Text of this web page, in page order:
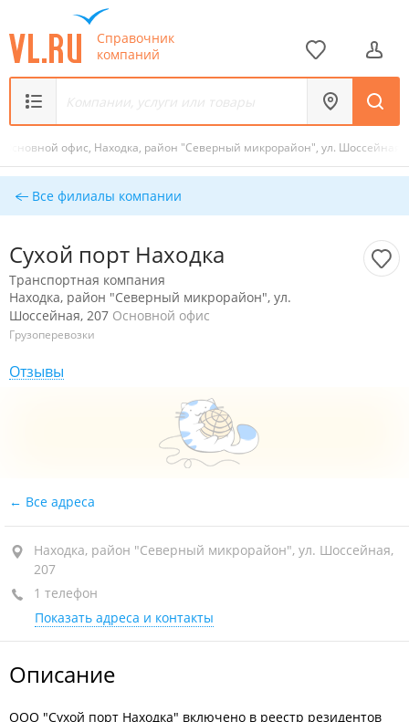
Справочник
компаний
Основной офис, Находка, район "Северный микрорайон", ул. Шоссейная,
Все филиалы компании
Сухой порт Находка
Транспортная компания
Находка, район "Северный микрорайон", ул.
Шоссейная, 207 Основной офис
Грузоперевозки
Отзывы
Все адреса
Находка, район "Северный микрорайон", ул. Шоссейная,
207
1 телефон
Показать адреса и контакты
Описание
ООО "Сухой порт Находка" включено в реестр резидентов